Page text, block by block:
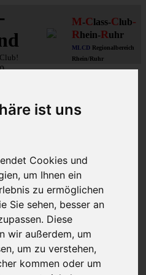
ist uns
Cookies und
um Ihnen ein
zu ermöglichen
Sie sehen, besser an
Diese
wir außerdem, um
um zu verstehen,
kommen oder um
M-Class-Club-
Rhein-Ruhr
MLCD Regionalbereich
Rhein/Ruhr
Übersicht
des ML-Club-
Klasse MLCD-Foren des ML-
MLCDForen“) (im
verwendet, die während